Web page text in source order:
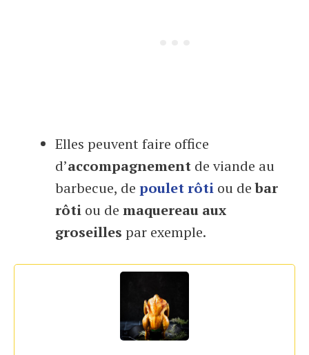
Elles peuvent faire office
d’accompagnement de viande au
barbecue, de poulet rôti ou debar
rôti ou de maquereau aux
groseilles par exemple.